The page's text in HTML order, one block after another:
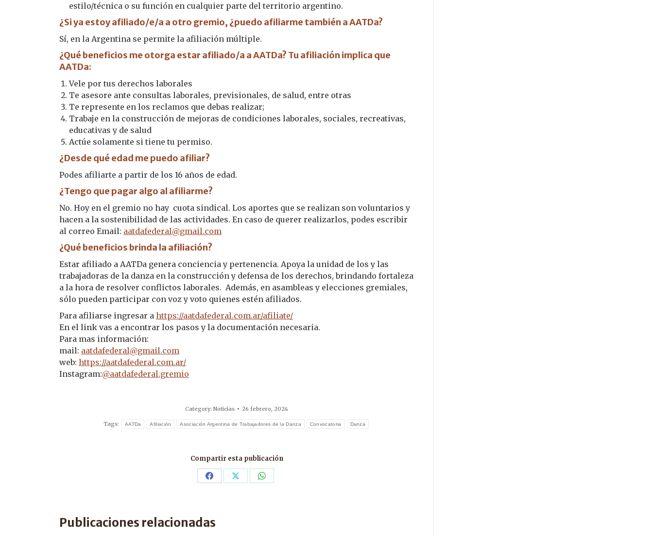
estilo/técnica o su función en cualquier parte del territorio argentino.
¿Si ya estoy afiliado/e/a a otro gremio, ¿puedo afiliarme también a AATDa?
Sí, en la Argentina se permite la afiliación múltiple.
¿Qué beneficios me otorga estar afiliado/a a AATDa? Tu afiliación implica que
AATDa:
Vele por tus derechos laborales
Te asesore ante consultas laborales, previsionales, de salud, entre otras
Te represente en los reclamos que debas realizar;
Trabaje en la construcción de mejoras de condiciones laborales, sociales, recreativas,
educativas y de salud
Actúe solamente si tiene tu permiso.
¿Desde qué edad me puedo afiliar?
Podes afiliarte a partir de los 16 años de edad.
¿Tengo que pagar algo al afiliarme?
No. Hoy en el gremio no hay cuota sindical. Los aportes que se realizan son voluntarios y
hacen a la sostenibilidad de las actividades. En caso de querer realizarlos, podes escribir
al correo Email: aatdafederal@gmail.com
¿Qué beneficios brinda la afiliación?
Estar afiliado a AATDa genera conciencia y pertenencia. Apoya la unidad de los y las
trabajadoras de la danza en la construcción y defensa de los derechos, brindando fortaleza
a la hora de resolver conflictos laborales. Además, en asambleas y elecciones gremiales,
sólo pueden participar con voz y voto quienes estén afiliados.
Para afiliarse ingresar a https://aatdafederal.com.ar/afiliate/
En el link vas a encontrar los pasos y la documentación necesaria.
Para mas información:
mail: aatdafederal@gmail.com
web: https://aatdafederal.com.ar/
Instagram:@aatdafederal.gremio
Category: Noticias 26 febrero, 2024
Tags: AATDa Afiliación Asociación Argentina de Trabajadores de la Danza Convocatoria Danza
Compartir esta publicación
Share Share Share
Publicaciones relacionadas